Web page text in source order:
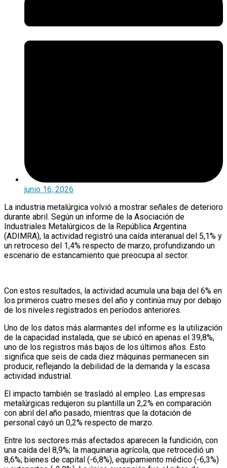
junio 16, 2026
La industria metalúrgica volvió a mostrar señales de deterioro
durante abril. Según un informe de la Asociación de
Industriales Metalúrgicos de la República Argentina
(ADIMRA), la actividad registró una caída interanual del 5,1% y
un retroceso del 1,4% respecto de marzo, profundizando un
escenario de estancamiento que preocupa al sector.
Con estos resultados, la actividad acumula una baja del 6% en
los primeros cuatro meses del año y continúa muy por debajo
de los niveles registrados en períodos anteriores.
Uno de los datos más alarmantes del informe es la utilización
de la capacidad instalada, que se ubicó en apenas el 39,8%,
uno de los registros más bajos de los últimos años. Esto
significa que seis de cada diez máquinas permanecen sin
producir, reflejando la debilidad de la demanda y la escasa
actividad industrial.
El impacto también se trasladó al empleo. Las empresas
metalúrgicas redujeron su plantilla un 2,2% en comparación
con abril del año pasado, mientras que la dotación de
personal cayó un 0,2% respecto de marzo.
Entre los sectores más afectados aparecen la fundición, con
una caída del 8,9%; la maquinaria agrícola, que retrocedió un
8,6%; bienes de capital (-6,8%), equipamiento médico (-6,3%)